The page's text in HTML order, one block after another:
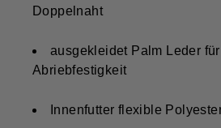
Doppelnaht
ausgekleidet Palm Leder
Abriebfestigkeit
Innenfutter flexible